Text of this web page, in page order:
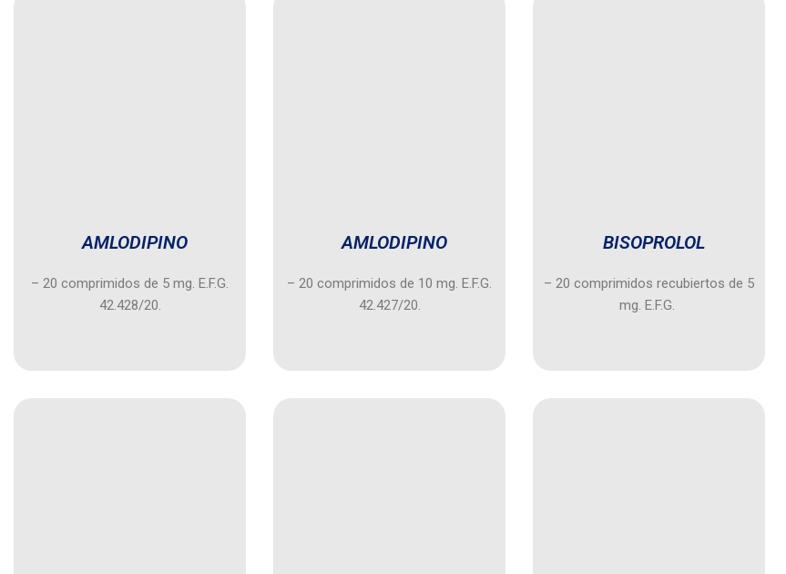
AMLODIPINO
– 20 comprimidos de 5 mg. E.F.G.
42.428/20.
AMLODIPINO
– 20 comprimidos de 10 mg. E.F.G.
42.427/20.
BISOPROLOL
– 20 comprimidos recubiertos de 5
mg. E.F.G.